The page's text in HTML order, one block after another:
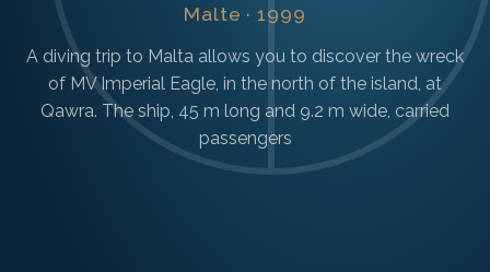
Malte · 1999
A diving trip to Malta allows you to discover the wreck
of MV Imperial Eagle, in the north of the island, at
Qawra. The ship, 45 m long and 9.2 m wide, carried
passengers